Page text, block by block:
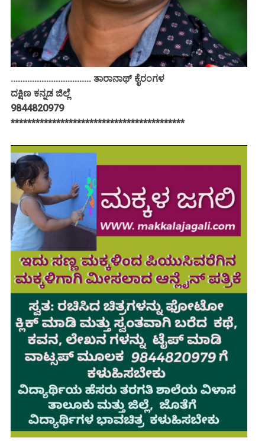
.................................. ತಾರಾನಾಥ್ ಕೈರಂಗಳ
ದಕ್ಷಿಣ ಕನ್ನಡ ಜಿಲ್ಲೆ
9844820979
******************************************